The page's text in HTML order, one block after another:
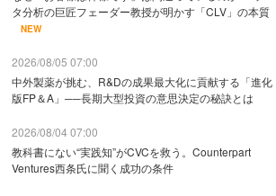
タ分析の巨匠フェーダー教授が明かす「CLV」の本質
NEW
2026/08/05 07:00
中外製薬が挑む、R&Dの成果最大化に貢献する「進化
版FP＆A」──長期大型投資の意思決定の秘訣とは
2026/08/04 07:00
教科書にない“実践知”がCVCを救う。Counterpart
Ventures西条氏に聞く成功の条件